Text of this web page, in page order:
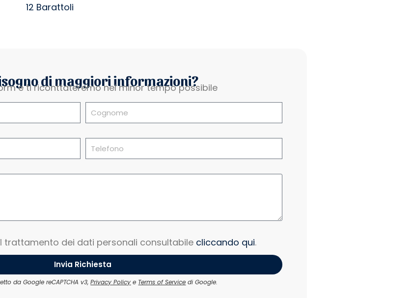
12 Barattoli
di maggiori informazioni?
e ti riconttateremo nel minor tempo possibile
trattamento dei dati personali consultabile cliccando qui.
Invia Richiesta
da Google reCAPTCHA v3,Privacy Policy e Terms of Service di Google.